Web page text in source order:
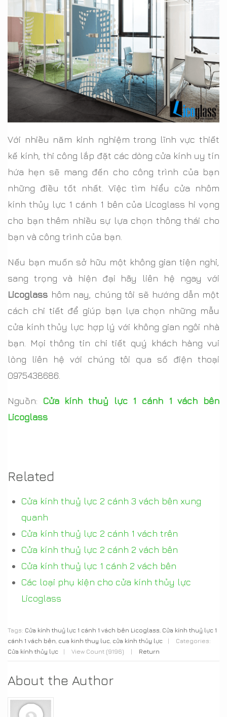
Với nhiều năm kinh nghiệm trong lĩnh vực thiết
kế kính, thi công lắp đặt các dòng cửa kính uy tín
hứa hẹn sẽ mang đến cho công trình của bạn
những điều tốt nhất. Việc tìm hiểu cửa nhôm
kính thủy lực 1 cánh 1 bên của Licoglass hi vọng
cho bạn thêm nhiều sự lựa chọn thông thái cho
bạn và công trình của bạn.
Nếu bạn muốn sở hữu một không gian tiện nghi,
sang trọng và hiện đại hãy liên hệ ngay với
Licoglass hôm nay, chúng tôi sẽ hướng dẫn một
cách chi tiết để giúp bạn lựa chọn những mẫu
cửa kính thủy lực hợp lý với không gian ngôi nhà
bạn. Mọi thông tin chi tiết quý khách hàng vui
lòng liên hệ với chúng tôi qua số điện thoại
0975438686.
Nguồn: Cửa kính thuỷ lực 1 cánh 1 vách bên
Licoglass
Related
Cửa kính thuỷ lực 2 cánh 3 vách bên xung
quanh
Cửa kính thuỷ lực 2 cánh 1 vách trên
Cửa kính thuỷ lực 2 cánh 2 vách bên
Cửa kính thuỷ lực 1 cánh 2 vách bên
Các loại phụ kiện cho cửa kính thủy lực
Licoglass
Tags: Cửa kính thuỷ lực 1 cánh 1 vách bên Licoglass, Cửa kính thuỷ lực 1
cánh 1 vách bên, cua kinh thuy luc, cửa kính thủy lực |
Categories:
Cửa kính thủy lực
| View Count (9196) | Return
About the Author